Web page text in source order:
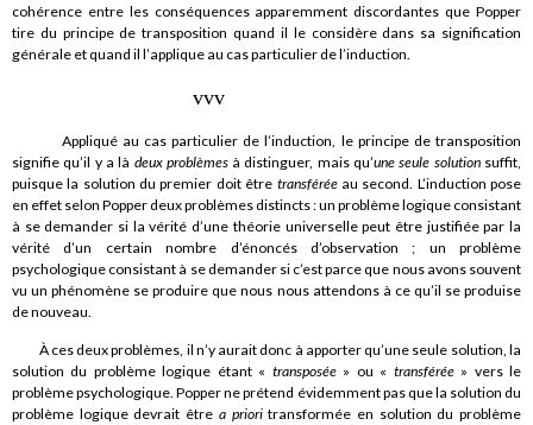
cohérence entre les conséquences apparemment discordantes que Popper
tire du principe de transposition quand il le considère dans sa signification
générale et quand il l’applique au cas particulier de l’induction.
vvv
Appliqué au cas particulier de l’induction, le principe de transposition
signifie qu’il y a là deux problèmesà distinguer, mais qu’une seule solutionsuffit,
puisque la solution du premier doit être transféréeau second. L’induction pose
en effet selon Popper deux problèmes distincts : un problème logique consistant
à se demander si la vérité d’une théorie universelle peut être justifiée par la
vérité d’un certain nombre d’énoncés d’observation ; un problème
psychologique consistant à se demander si c’est parce que nous avons souvent
vu un phénomène se produire que nous nous attendons à ce qu’il se produise
de nouveau.
À ces deux problèmes, il n’y aurait donc à apporter qu’une seule solution, la
solution du problème logique étant « transposée» ou « transférée» vers le
problème psychologique. Popper ne prétend évidemment pas que la solution du
problème logique devrait être a prioritransformée en solution du problème